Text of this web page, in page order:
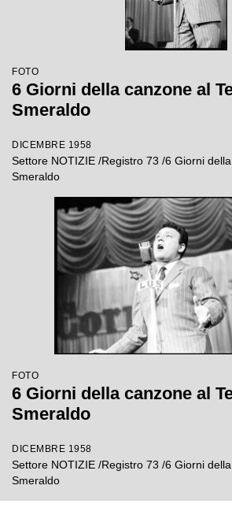
FOTO
6 Giorni della canzone al
Smeraldo
DICEMBRE 1958
Settore NOTIZIE /Registro 73 /6 Giorni
Smeraldo
FOTO
6 Giorni della canzone al
Smeraldo
DICEMBRE 1958
Settore NOTIZIE /Registro 73 /6 Giorni
Smeraldo